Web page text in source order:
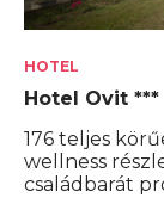
HOTEL
Hotel Ovit ***
176 teljes
wellness
családbarát